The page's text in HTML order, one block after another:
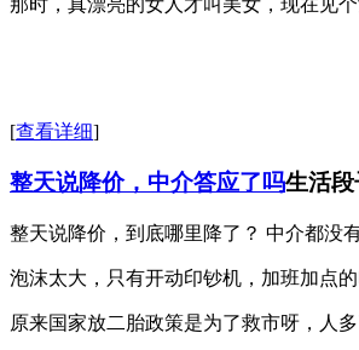
[查看详细]
整天说降价，中介答应了吗生活段
整天说降价，到底哪里降了？ 中介都没有
泡沫太大，只有开动印钞机，加班加点的
原来国家放二胎政策是为了救市呀，人